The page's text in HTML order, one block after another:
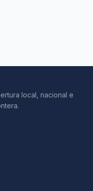
local, nacional e